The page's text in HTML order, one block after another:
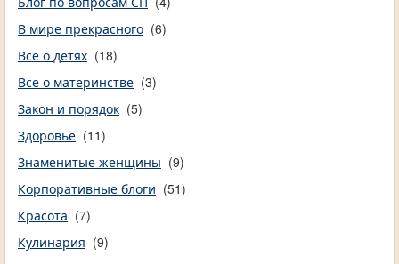
В мире прекрасного (6)
Все о детях (18)
Все о материнстве (3)
Закон и порядок (5)
Здоровье (11)
Знаменитые женщины (9)
Корпоративные блоги (51)
Красота (7)
Кулинария (9)